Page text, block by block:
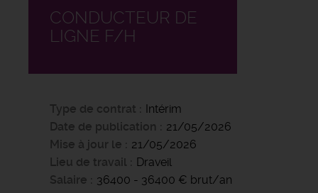
CONDUCTEUR DE
LIGNE F/H
Type de contrat
Intérim
Date de publication
21/05/2026
Mise à jour le
21/05/2026
Lieu de travail
Draveil
Salaire
36400 - 36400 € brut/an